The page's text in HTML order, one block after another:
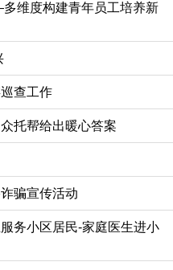
维度构建青年员工培养新
查工作
托帮给出暖心答案
骗宣传活动
务小区居民-家庭医生进小